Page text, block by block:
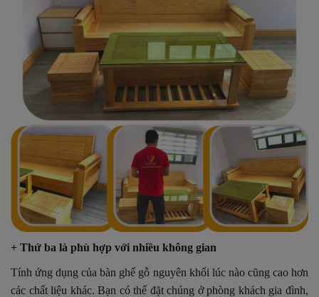
+ Thứ ba là phù hợp với nhiều không gian
Tính ứng dụng của bàn ghế gỗ nguyên khối lúc nào cũng cao hơn
các chất liệu khác. Bạn có thể đặt chúng ở phòng khách gia đình,